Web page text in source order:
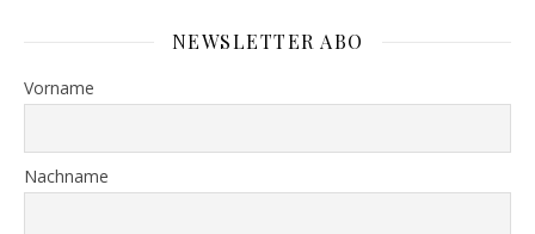
NEWSLETTER ABO
Vorname
Nachname